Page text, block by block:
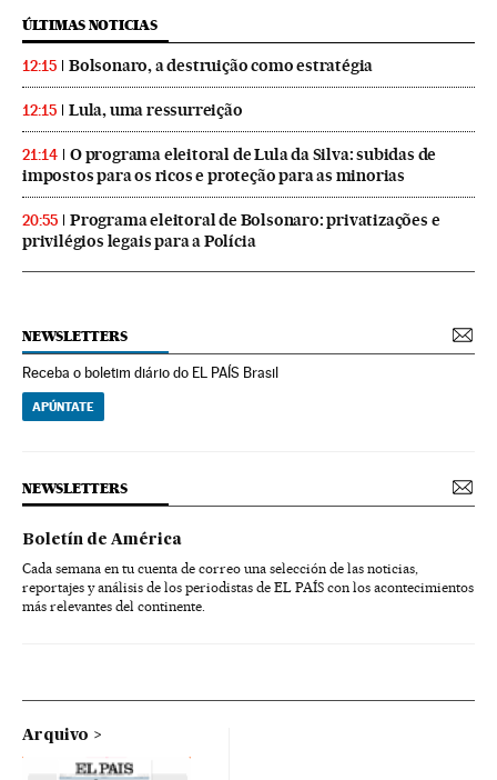
ÚLTIMAS NOTICIAS
12:15 Bolsonaro, a destruição como estratégia
12:15 Lula, uma ressurreição
21:14
O programa eleitoral de Lula da Silva: subidas de
impostos para os ricos e proteção para as minorias
20:55
Programa eleitoral de Bolsonaro: privatizações e
privilégios legais para a Polícia
NEWSLETTERS
Receba o boletim diário do EL PAÍS Brasil
APÚNTATE
NEWSLETTERS
Boletín de América
Cada semana en tu cuenta de correo una selección de las noticias,
reportajes y análisis de los periodistas de EL PAÍS con los acontecimientos
más relevantes del continente.
Arquivo